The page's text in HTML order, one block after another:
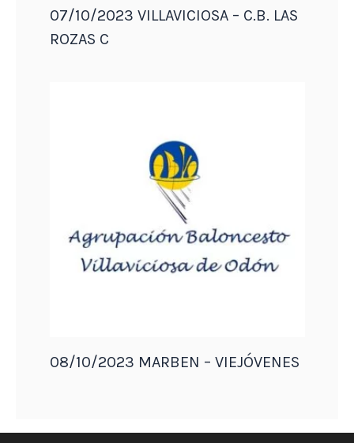
07/10/2023 VILLAVICIOSA – C.B. LAS
ROZAS C
08/10/2023 MARBEN – VIEJÓVENES